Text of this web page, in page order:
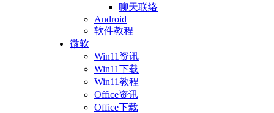
聊天联络
Android
软件教程
微软
Win11资讯
Win11下载
Win11教程
Office资讯
Office下载